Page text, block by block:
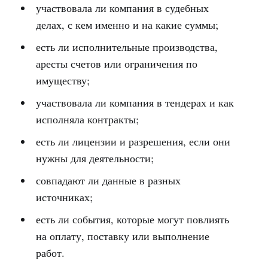
участвовала ли компания в судебных
делах, с кем именно и на какие суммы;
есть ли исполнительные производства,
аресты счетов или ограничения по
имуществу;
участвовала ли компания в тендерах и как
исполняла контракты;
есть ли лицензии и разрешения, если они
нужны для деятельности;
совпадают ли данные в разных
источниках;
есть ли события, которые могут повлиять
на оплату, поставку или выполнение
работ.